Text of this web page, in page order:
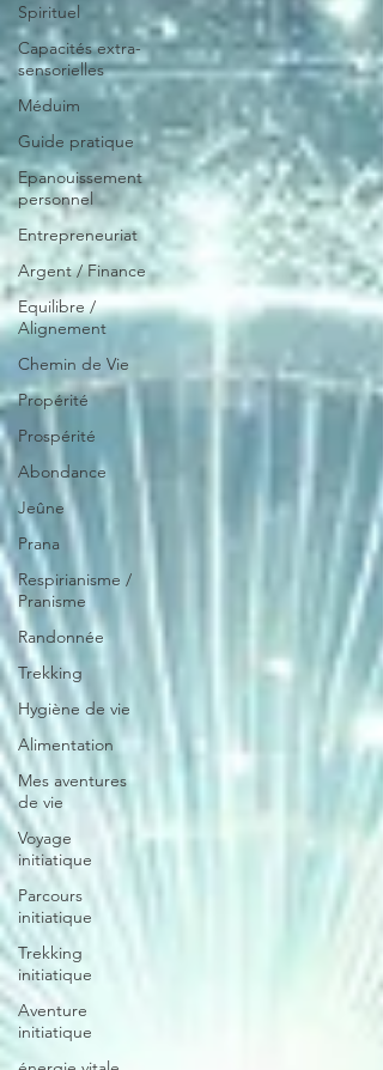
Spirituel
Capacités extra-
sensorielles
Méduim
Guide pratique
Epanouissement
personnel
Entrepreneuriat
Argent / Finance
Equilibre /
Alignement
Chemin de Vie
Propérité
Prospérité
Abondance
Jeûne
Prana
Respirianisme /
Pranisme
Randonnée
Trekking
Hygiène de vie
Alimentation
Mes aventures
de vie
Voyage
initiatique
Parcours
initiatique
Trekking
initiatique
Aventure
initiatique